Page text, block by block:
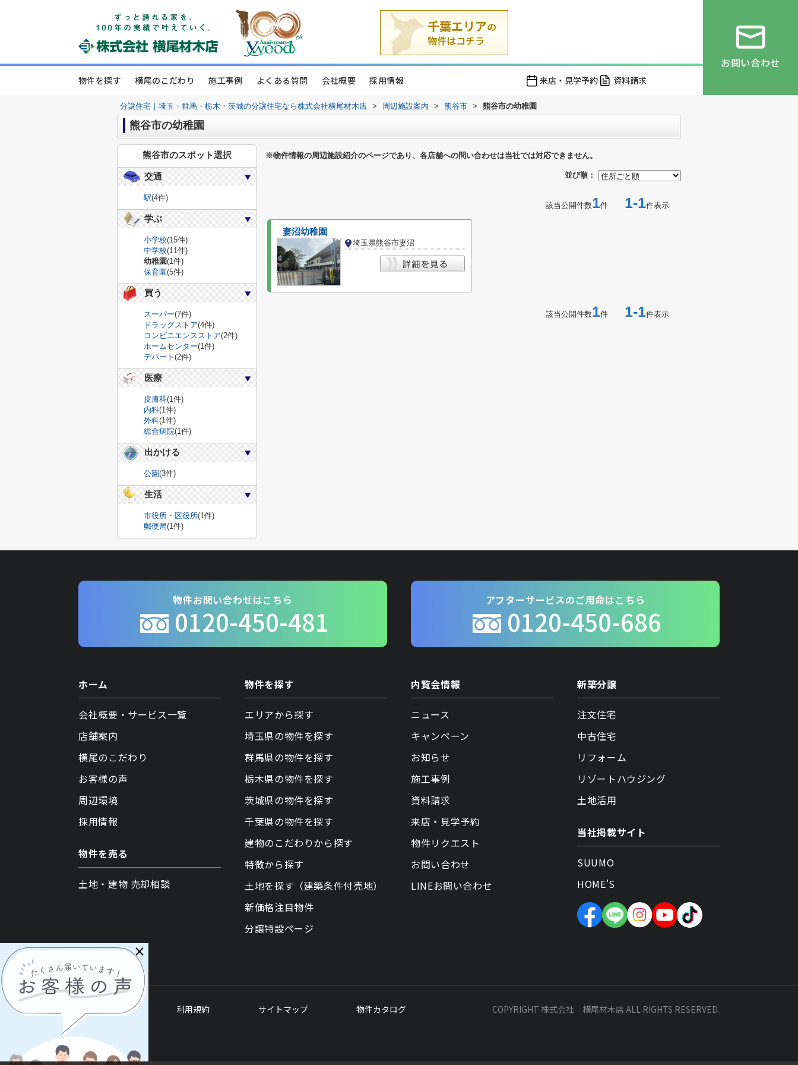
物件を探す 横尾のこだわり 施工事例 よくある質問 会社概要 採用情報 来店・見学予約 資料請求
お問い合わせ
×
分譲住宅｜埼玉・群馬・栃木・茨城の分譲住宅なら株式会社横尾材木店 > 周辺施設案内 > 熊谷市 > 熊谷市の幼稚園
熊谷市の幼稚園
※物件情報の周辺施設紹介のページであり、各店舗への問い合わせは当社では対応できません。
並び順：
該当公開件数1件 1-1件表示
妻沼幼稚園
埼玉県熊谷市妻沼
該当公開件数1件 1-1件表示
熊谷市のスポット選択
交通
駅(4件)
学ぶ
小学校(15件)
中学校(11件)
幼稚園(1件)
保育園(5件)
買う
スーパー(7件)
ドラッグストア(4件)
コンビニエンスストア(2件)
ホームセンター(1件)
デパート (2件)
医療
皮膚科(1件)
内科(1件)
外科(1件)
総合病院(1件)
出かける
公園(3件)
生活
市役所・区役所(1件)
郵便局(1件)
物件お問い合わせはこちら
0120-450-481
アフターサービスのご用命はこちら
0120-450-686
ホーム
会社概要・サービス一覧
店舗案内
横尾のこだわり
お客様の声
周辺環境
採用情報
物件を売る
土地・建物 売却相談
物件を探す
エリアから探す
埼玉県の物件を探す
群馬県の物件を探す
栃木県の物件を探す
茨城県の物件を探す
千葉県の物件を探す
建物のこだわりから探す
特徴から探す
土地を探す（建築条件付売地）
新価格注目物件
分譲特設ページ
内覧会情報
ニュース
キャンペーン
お知らせ
施工事例
資料請求
来店・見学予約
物件リクエスト
お問い合わせ
LINEお問い合わせ
新築分譲
注文住宅
中古住宅
リフォーム
リゾートハウジング
土地活用
当社掲載サイト
SUUMO
HOME'S
各種ポリシー 利用規約 サイトマップ 物件カタログ COPYRIGHT 株式会社 横尾材木店 ALL RIGHTS RESERVED.